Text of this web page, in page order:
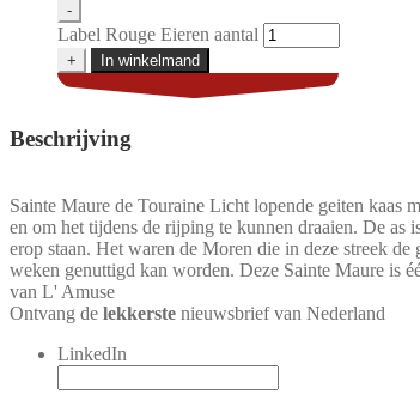
-
Label Rouge Eieren aantal
+ In winkelmand
Beschrijving
Sainte Maure de Touraine Licht lopende geiten kaas
en om het tijdens de rijping te kunnen draaien. De as
erop staan. Het waren de Moren die in deze streek
weken genuttigd kan worden. Deze Sainte Maure is
van L' Amuse
Ontvang de lekkerste nieuwsbrief van Nederland
LinkedIn